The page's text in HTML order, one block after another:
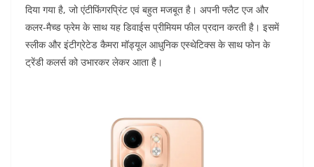
दिया गया है, जो एंटीफिंगरप्रिंट एवं बहुत मजबूत है। अपनी फ्लैट एज और
कलर-मैच्ड फ्रेम के साथ यह डिवाईस प्रीमियम फील प्रदान करती है। इसमें
स्लीक और इंटीग्रेटेड कैमरा मॉड्यूल आधुनिक एस्थेटिक्स के साथ फोन के
ट्रेंडी कलर्स को उभारकर लेकर आता है।